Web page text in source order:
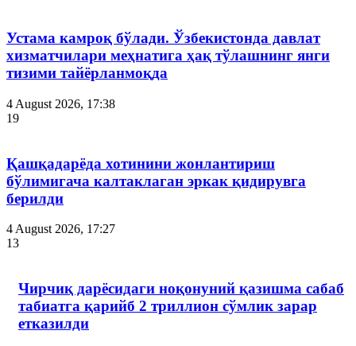
Устама камроқ бўлади. Ўзбекистонда давлат
хизматчилари меҳнатига ҳақ тўлашнинг янги
тизими тайёрланмоқда
4 August 2026, 17:38
19
Қашқадарёда хотинини жонлантириш
бўлимигача калтаклаган эркак қидирувга
берилди
4 August 2026, 17:27
13
Чирчиқ дарёсидаги ноқонуний қазишма сабаб
табиатга қарийб 2 триллион сўмлик зарар
етказилди